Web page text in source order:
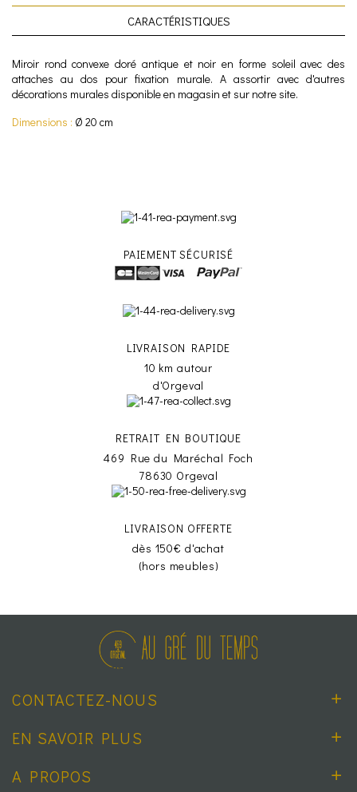
CARACTÉRISTIQUES
Miroir rond convexe doré antique et noir en forme soleil avec des
attaches au dos pour fixation murale. A assortir avec d'autres
décorations murales disponible en magasin et sur notre site.
Dimensions : Ø 20 cm
PAIEMENT SÉCURISÉ
LIVRAISON RAPIDE
10 km autour
d'Orgeval
RETRAIT EN BOUTIQUE
469 Rue du Maréchal Foch
78630 Orgeval
LIVRAISON OFFERTE
dès 150€ d'achat
(hors meubles)
CONTACTEZ-NOUS
EN SAVOIR PLUS
A PROPOS